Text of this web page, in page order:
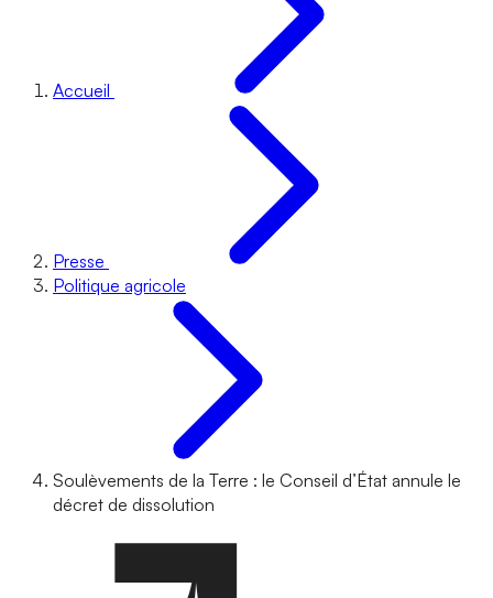
Accueil
Presse
Politique agricole
Soulèvements de la Terre : le Conseil d’État annule le
décret de dissolution